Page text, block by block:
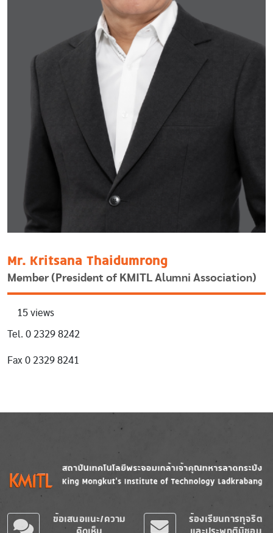
Mr. Kritsana Thaidumrong
Member (President of KMITL Alumni Association)
15 views
Tel. 0 2329 8242
Fax 0 2329 8241
Image
ข้อเสนอแนะ/ความ
ร้องเรียนการทุจริต